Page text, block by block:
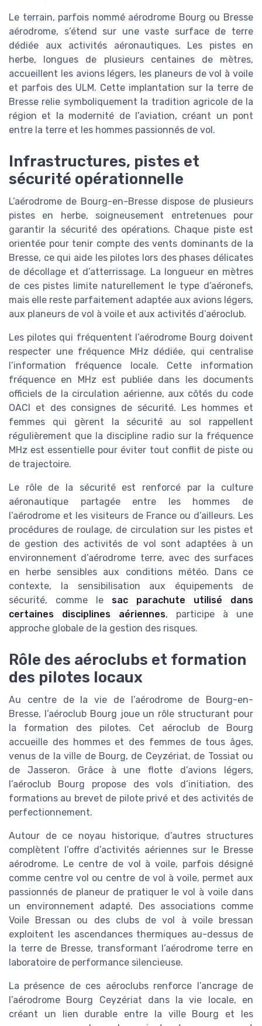
Le terrain, parfois nommé aérodrome Bourg ou Bresse
aérodrome, s’étend sur une vaste surface de terre
dédiée aux activités aéronautiques. Les pistes en
herbe, longues de plusieurs centaines de mètres,
accueillent les avions légers, les planeurs de vol à voile
et parfois des ULM. Cette implantation sur la terre de
Bresse relie symboliquement la tradition agricole de la
région et la modernité de l’aviation, créant un pont
entre la terre et les hommes passionnés de vol.
Infrastructures, pistes et
sécurité opérationnelle
L’aérodrome de Bourg-en-Bresse dispose de plusieurs
pistes en herbe, soigneusement entretenues pour
garantir la sécurité des opérations. Chaque piste est
orientée pour tenir compte des vents dominants de la
Bresse, ce qui aide les pilotes lors des phases délicates
de décollage et d’atterrissage. La longueur en mètres
de ces pistes limite naturellement le type d’aéronefs,
mais elle reste parfaitement adaptée aux avions légers,
aux planeurs de vol à voile et aux activités d’aéroclub.
Les pilotes qui fréquentent l’aérodrome Bourg doivent
respecter une fréquence MHz dédiée, qui centralise
l’information fréquence locale. Cette information
fréquence en MHz est publiée dans les documents
officiels de la circulation aérienne, aux côtés du code
OACI et des consignes de sécurité. Les hommes et
femmes qui gèrent la sécurité au sol rappellent
régulièrement que la discipline radio sur la fréquence
MHz est essentielle pour éviter tout conflit de piste ou
de trajectoire.
Le rôle de la sécurité est renforcé par la culture
aéronautique partagée entre les hommes de
l’aérodrome et les visiteurs de France ou d’ailleurs. Les
procédures de roulage, de circulation sur les pistes et
de gestion des activités de vol sont adaptées à un
environnement d’aérodrome terre, avec des surfaces
en herbe sensibles aux conditions météo. Dans ce
contexte, la sensibilisation aux équipements de
sécurité, comme le sac parachute utilisé dans
certaines disciplines aériennes, participe à une
approche globale de la gestion des risques.
Rôle des aéroclubs et formation
des pilotes locaux
Au centre de la vie de l’aérodrome de Bourg-en-
Bresse, l’aéroclub Bourg joue un rôle structurant pour
la formation des pilotes. Cet aéroclub de Bourg
accueille des hommes et des femmes de tous âges,
venus de la ville de Bourg, de Ceyzériat, de Tossiat ou
de Jasseron. Grâce à une flotte d’avions légers,
l’aéroclub Bourg propose des vols d’initiation, des
formations au brevet de pilote privé et des activités de
perfectionnement.
Autour de ce noyau historique, d’autres structures
complètent l’offre d’activités aériennes sur le Bresse
aérodrome. Le centre de vol à voile, parfois désigné
comme centre vol ou centre de vol à voile, permet aux
passionnés de planeur de pratiquer le vol à voile dans
un environnement adapté. Des associations comme
Voile Bressan ou des clubs de vol à voile bressan
exploitent les ascendances thermiques au-dessus de
la terre de Bresse, transformant l’aérodrome terre en
laboratoire de performance silencieuse.
La présence de ces aéroclubs renforce l’ancrage de
l’aérodrome Bourg Ceyzériat dans la vie locale, en
créant un lien durable entre la ville Bourg et les